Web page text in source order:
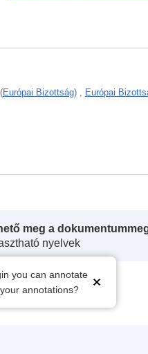
(Európai Bizottság) , Európai
meg a
nyelvek
you can annotate
annotations?